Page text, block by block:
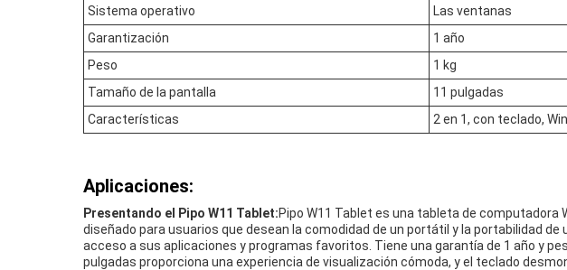
Sistema operativo
Las ventanas
Garantización
1 año
Peso
1 kg
Tamaño de la pantalla
11 pulgadas
Características
2 en 1, con teclado,
Aplicaciones:
Presentando el Pipo W11 Tablet:Pipo W11 Tablet es una tableta de
diseñado para usuarios que desean la comodidad de un portátil y la portabilidad
acceso a sus aplicaciones y programas favoritos. Tiene una garantía de 1 año y
pulgadas proporciona una experiencia de visualización cómoda, y el teclado